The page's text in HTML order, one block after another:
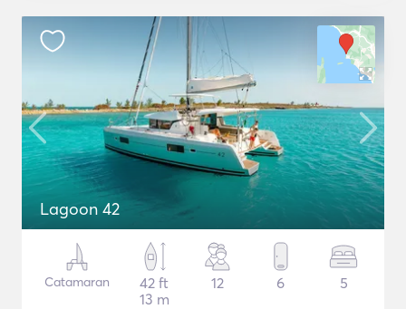
Lagoon 42
Catamaran
42 ft
13 m
12 6 5